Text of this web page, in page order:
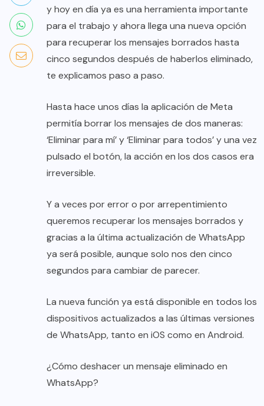
y hoy en día ya es una herramienta importante
para el trabajo y ahora llega una nueva opción
para recuperar los mensajes borrados hasta
cinco segundos después de haberlos eliminado,
te explicamos paso a paso.
Hasta hace unos días la aplicación de Meta
permitía borrar los mensajes de dos maneras:
‘Eliminar para mí’ y ‘Eliminar para todos’ y una vez
pulsado el botón, la acción en los dos casos era
irreversible.
Y a veces por error o por arrepentimiento
queremos recuperar los mensajes borrados y
gracias a la última actualización de WhatsApp
ya será posible, aunque solo nos den cinco
segundos para cambiar de parecer.
La nueva función ya está disponible en todos los
dispositivos actualizados a las últimas versiones
de WhatsApp, tanto en iOS como en Android.
¿Cómo deshacer un mensaje eliminado en
WhatsApp?